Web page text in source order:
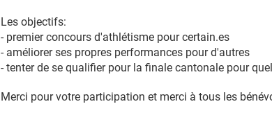
Les objectifs:
- premier concours d'athlétisme pour certain.es
- améliorer ses propres performances pour d'autres
- tenter de se qualifier pour la finale cantonale pour
Merci pour votre participation et merci à tous les